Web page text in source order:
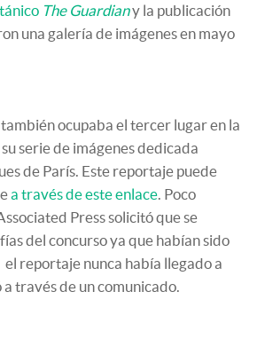
The Guardiany la publicación
una galería de imágenes en mayo
ocupaba el tercer lugar en la
serie de imágenes dedicada
de París. Este reportaje puede
a través de este enlace . Poco
Press solicitó que se
del concurso ya que habían sido
reportaje nunca había llegado a
través de un comunicado.